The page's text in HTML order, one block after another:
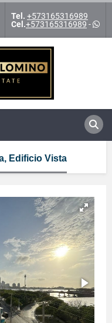
Tel. +573165316989
Cel.+573165316989 -
Edificio Vista